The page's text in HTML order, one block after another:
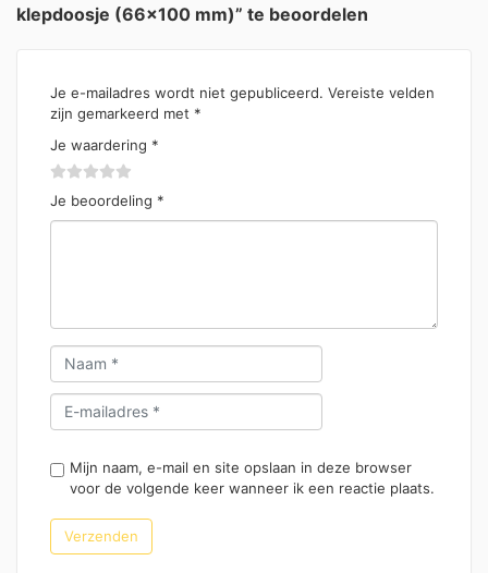
klepdoosje (66×100 mm)” te beoordelen
Je e-mailadres wordt niet gepubliceerd. Vereiste velden
zijn gemarkeerd met *
Je waardering *
Je beoordeling *
Mijn naam, e-mail en site opslaan in deze browser
voor de volgende keer wanneer ik een reactie plaats.